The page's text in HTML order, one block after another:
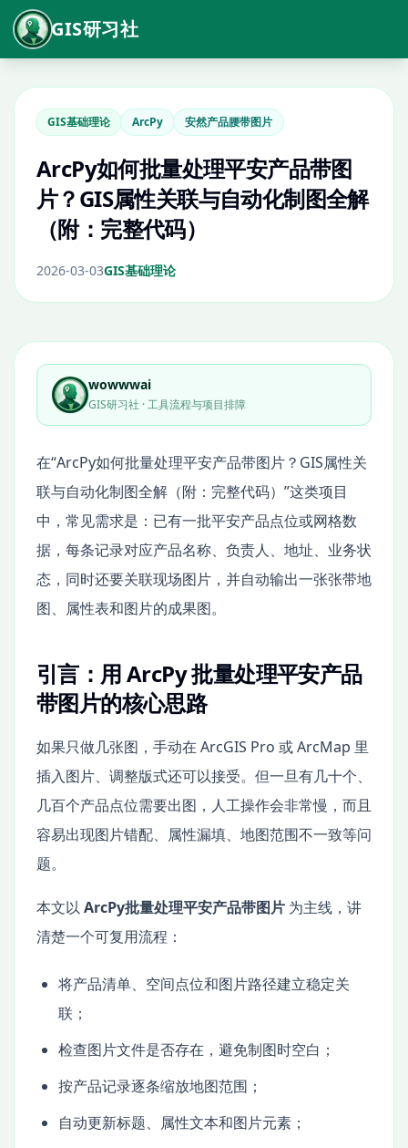
GIS研习社
GIS基础理论 ArcPy 安然产品腰带图片
ArcPy如何批量处理平安产品带图
片？GIS属性关联与自动化制图全解
（附：完整代码）
2026-03-03GIS基础理论
wowwwai
GIS研习社 · 工具流程与项目排障
在“ArcPy如何批量处理平安产品带图片？GIS属性关
联与自动化制图全解（附：完整代码）”这类项目
中，常见需求是：已有一批平安产品点位或网格数
据，每条记录对应产品名称、负责人、地址、业务状
态，同时还要关联现场图片，并自动输出一张张带地
图、属性表和图片的成果图。
引言：用 ArcPy 批量处理平安产品
带图片的核心思路
如果只做几张图，手动在 ArcGIS Pro 或 ArcMap 里
插入图片、调整版式还可以接受。但一旦有几十个、
几百个产品点位需要出图，人工操作会非常慢，而且
容易出现图片错配、属性漏填、地图范围不一致等问
题。
本文以 ArcPy批量处理平安产品带图片 为主线，讲
清楚一个可复用流程：
将产品清单、空间点位和图片路径建立稳定关
联；
检查图片文件是否存在，避免制图时空白；
按产品记录逐条缩放地图范围；
自动更新标题、属性文本和图片元素；